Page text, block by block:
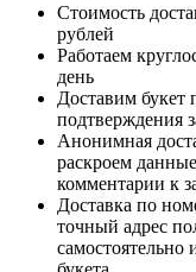
Стоимость
рублей
Работаем
день
Доставим букет
подтверждения
Анонимная
раскроем
комментарии к
Доставка по
точный адрес
самостоятельно